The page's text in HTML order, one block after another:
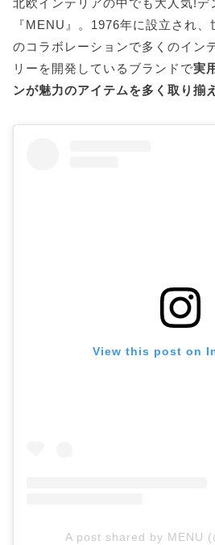
北欧インテリアの中でも大人気!デ
『MENU』。1976年に設立され
のコラボレーションで多くのイン
リーを開発しているブランドで実
ンが魅力のアイテムを多く取り揃
View this post on
A post shared by MENU